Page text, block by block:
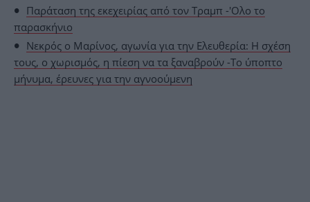
Παράταση της εκεχειρίας από τον Τραμπ -'Ολο το
παρασκήνιο
Νεκρός ο Μαρίνος, αγωνία για την Ελευθερία: Η σχέση
τους, ο χωρισμός, η πίεση να τα ξαναβρούν -Το ύποπτο
μήνυμα, έρευνες για την αγνοούμενη